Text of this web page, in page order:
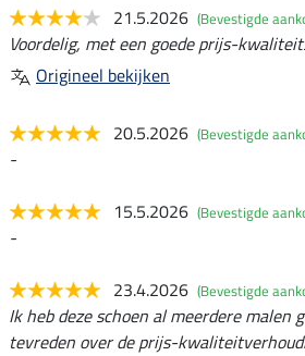
21.5.2026 (Bevestigde
Voordelig, met een goede prijs-
Origineel bekijken
20.5.2026 (Bevestigde
-
15.5.2026 (Bevestigde
-
23.4.2026 (Bevestigde
Ik heb deze schoen al meerdere malen
tevreden over de prijs-